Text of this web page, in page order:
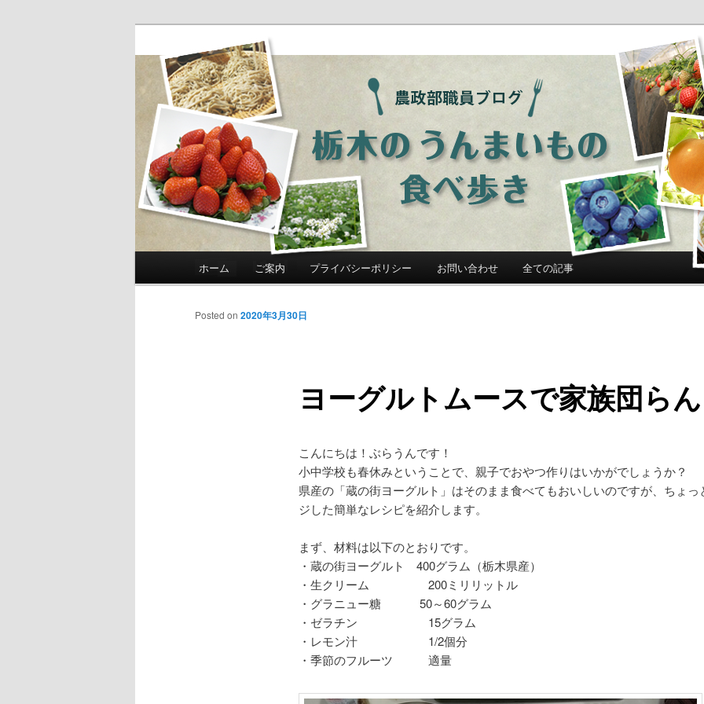
農政部職員ブログ「栃木のうんまいもの食べ歩
き」
メインコンテンツへ移動
サブコンテンツへ移動
ホーム ご案内 プライバシーポリシー お問い合わせ 全ての記事
ヨーグルトムースで家族団らん
Posted on 2020年3月30日
こんにちは！ぶらうんです！
小中学校も春休みということで、親子でおやつ作りはいかがでしょうか？
県産の「蔵の街ヨーグルト」はそのまま食べてもおいしいのですが、ちょっ
ジした簡単なレシピを紹介します。
まず、材料は以下のとおりです。
・蔵の街ヨーグルト 400グラム（栃木県産）
・生クリーム 200ミリリットル
・グラニュー糖 50～60グラム
・ゼラチン 15グラム
・レモン汁 1/2個分
・季節のフルーツ 適量